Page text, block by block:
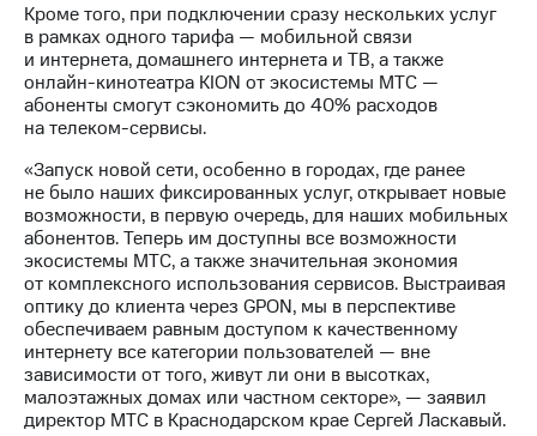
"МТС"
Собрания
акционеров
Личный
кабинет
акционера
Акционерный
капитал
Контроль
и
аудит
Рынок
акций
Описание
Программа
приобретения
Порядок
Кроме того, при подключении сразу нескольких услуг
в рамках одного тарифа — мобильной связи
и интернета, домашнего интернета и ТВ, а также
онлайн-кинотеатра KION от экосистемы МТС —
абоненты смогут сэкономить до 40% расходов
на телеком-сервисы.
«Запуск новой сети, особенно в городах, где ранее
не было наших фиксированных услуг, открывает новые
возможности, в первую очередь, для наших мобильных
абонентов. Теперь им доступны все возможности
экосистемы МТС, а также значительная экономия
от комплексного использования сервисов. Выстраивая
оптику до клиента через GPON, мы в перспективе
обеспечиваем равным доступом к качественному
интернету все категории пользователей — вне
зависимости от того, живут ли они в высотках,
малоэтажных домах или частном секторе», — заявил
директор МТС в Краснодарском крае Сергей Ласкавый.